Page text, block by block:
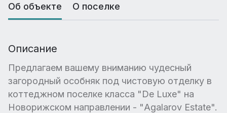
Об объекте О поселке
Описание
Предлагаем вашему вниманию чудесный
загородный особняк под чистовую отделку в
коттеджном поселке класса "De Luxe" на
Новорижском направлении - "Agalarov Estate".